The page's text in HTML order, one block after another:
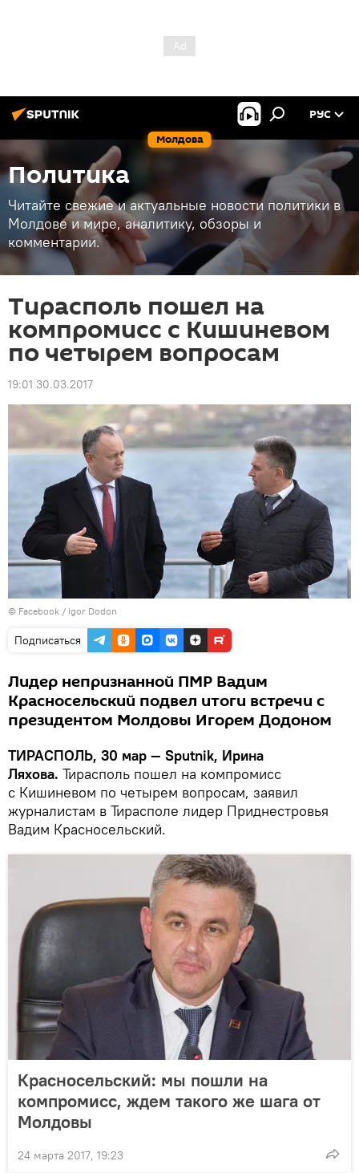
Молдова
РУС
Политика
Читайте свежие и актуальные новости политики в
Молдове и мире, аналитику, обзоры и
комментарии.
Тирасполь пошел на
компромисс с Кишиневом
по четырем вопросам
19:01 30.03.2017
© Facebook / Igor Dodon
Подписаться
Лидер непризнанной ПМР Вадим
Красносельский подвел итоги встречи с
президентом Молдовы Игорем Додоном
ТИРАСПОЛЬ, 30 мар — Sputnik, Ирина
Ляхова. Тирасполь пошел на компромисс
с Кишиневом по четырем вопросам, заявил
журналистам в Тирасполе лидер Приднестровья
Вадим Красносельский.
Красносельский: мы пошли на
компромисс, ждем такого же шага от
Молдовы
24 марта 2017, 19:23